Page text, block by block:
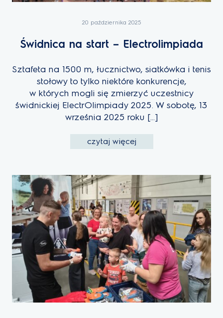
Świdnica na start – Electrolimpiada
20 października 2025
Sztafeta na 1500 m, łucznictwo, siatkówka i tenis
stołowy to tylko niektóre konkurencje,
w których mogli się zmierzyć uczestnicy
świdnickiej ElectrOlimpiady 2025. W sobotę, 13
września 2025 roku […]
czytaj więcej